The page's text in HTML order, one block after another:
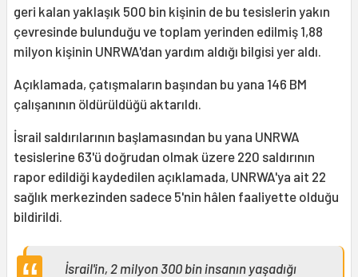
geri kalan yaklaşık 500 bin kişinin de bu tesislerin yakın
çevresinde bulunduğu ve toplam yerinden edilmiş 1,88
milyon kişinin UNRWA'dan yardım aldığı bilgisi yer aldı.
Açıklamada, çatışmaların başından bu yana 146 BM
çalışanının öldürüldüğü aktarıldı.
İsrail saldırılarının başlamasından bu yana UNRWA
tesislerine 63'ü doğrudan olmak üzere 220 saldırının
rapor edildiği kaydedilen açıklamada, UNRWA'ya ait 22
sağlık merkezinden sadece 5'nin hâlen faaliyette olduğu
bildirildi.
İsrail'in, 2 milyon 300 bin insanın yaşadığı